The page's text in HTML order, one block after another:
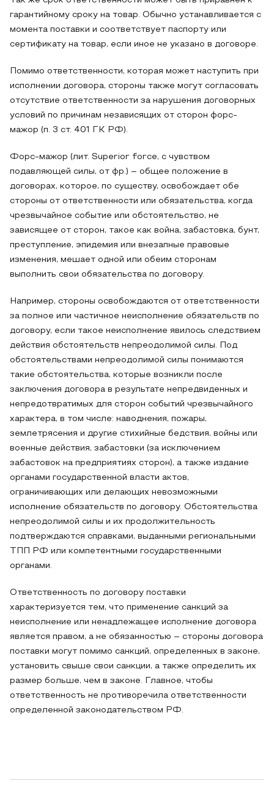
гарантийному сроку на товар. Обычно устанавливается с
момента поставки и соответствует паспорту или
сертификату на товар, если иное не указано в договоре.
Помимо ответственности, которая может наступить при
исполнении договора, стороны также могут согласовать
отсутствие ответственности за нарушения договорных
условий по причинам независящих от сторон форс-
мажор (п. 3 ст. 401 ГК РФ).
Форс-мажор (лит. Superior force, с чувством
подавляющей силы, от фр.) – общее положение в
договорах, которое, по существу, освобождает обе
стороны от ответственности или обязательства, когда
чрезвычайное событие или обстоятельство, не
зависящее от сторон, такое как война, забастовка, бунт,
преступление, эпидемия или внезапные правовые
изменения, мешает одной или обеим сторонам
выполнить свои обязательства по договору.
Например, стороны освобождаются от ответственности
за полное или частичное неисполнение обязательств по
договору, если такое неисполнение явилось следствием
действия обстоятельств непреодолимой силы. Под
обстоятельствами непреодолимой силы понимаются
такие обстоятельства, которые возникли после
заключения договора в результате непредвиденных и
непредотвратимых для сторон событий чрезвычайного
характера, в том числе: наводнения, пожары,
землетрясения и другие стихийные бедствия, войны или
военные действия, забастовки (за исключением
забастовок на предприятиях сторон), а также издание
органами государственной власти актов,
ограничивающих или делающих невозможными
исполнение обязательств по договору. Обстоятельства
непреодолимой силы и их продолжительность
подтверждаются справками, выданными региональными
ТПП РФ или компетентными государственными
органами.
Ответственность по договору поставки
характеризуется тем, что применение санкций за
неисполнение или ненадлежащее исполнение договора
является правом, а не обязанностью – стороны договора
поставки могут помимо санкций, определенных в законе,
установить свыше свои санкции, а также определить их
размер больше, чем в законе. Главное, чтобы
ответственность не противоречила ответственности
определенной законодательством РФ.